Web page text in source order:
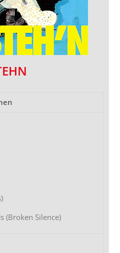
(Broken Silence)